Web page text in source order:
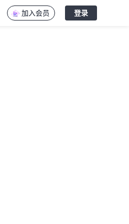
加入会员 登录